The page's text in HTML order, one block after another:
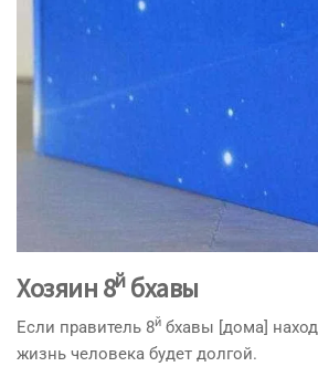
Хозяин 8йбхавы
Если правитель 8й бхавы [дома]
жизнь человека будет долгой.